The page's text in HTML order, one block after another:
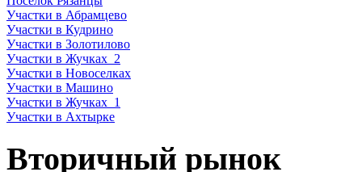
Участки в Абрамцево
Участки в Кудрино
Участки в Золотилово
Участки в Жучках_2
Участки в Новоселках
Участки в Машино
Участки в Жучках_1
Участки в Ахтырке
Вторичный рынок